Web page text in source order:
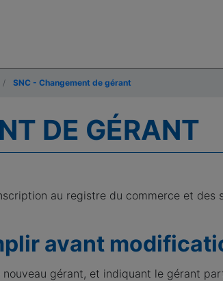
SNC - Changement de gérant
DE GÉRANT
au registre du commerce et des
avant
gérant, et indiquant le gérant